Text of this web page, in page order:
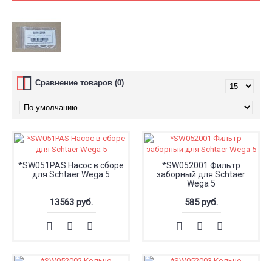
Сравнение товаров (0)
*SW051PAS Насос в сборе
для Schtaer Wega 5
13563 руб.
*SW052001 Фильтр
заборный для Schtaer
Wega 5
585 руб.